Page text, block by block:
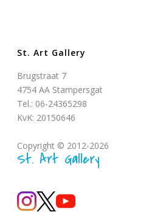
St. Art Gallery
Brugstraat 7
4754 AA Stampersgat
Tel.: 06-24365298
KvK: 20150646
Copyright © 2012-2026
St. Art Gallery